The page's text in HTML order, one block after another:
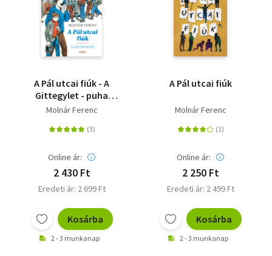
A Pál utcai fiúk - A
Gittegylet - puha
kötés
Molnár Ferenc
Online ár:
2 430 Ft
Eredeti ár: 2 699 Ft
Kosárba
2 - 3 munkanap
A Pál utcai fiúk
Molnár Ferenc
Online ár:
2 250 Ft
Eredeti ár: 2 499 Ft
Kosárba
2 - 3 munkanap